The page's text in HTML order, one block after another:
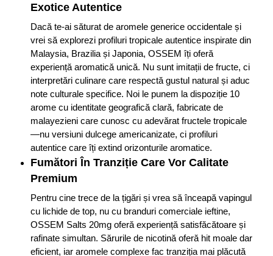
Exotice Autentice
Dacă te-ai săturat de aromele generice occidentale și
vrei să explorezi profiluri tropicale autentice inspirate din
Malaysia, Brazilia și Japonia, OSSEM îți oferă
experiență aromatică unică. Nu sunt imitații de fructe, ci
interpretări culinare care respectă gustul natural și aduc
note culturale specifice. Noi le punem la dispoziție 10
arome cu identitate geografică clară, fabricate de
malayezieni care cunosc cu adevărat fructele tropicale
—nu versiuni dulcege americanizate, ci profiluri
autentice care îți extind orizonturile aromatice.
Fumători În Tranziție Care Vor Calitate
Premium
Pentru cine trece de la țigări și vrea să înceapă vapingul
cu lichide de top, nu cu branduri comerciale ieftine,
OSSEM Salts 20mg oferă experiență satisfăcătoare și
rafinate simultan. Sărurile de nicotină oferă hit moale dar
eficient, iar aromele complexe fac tranziția mai plăcută